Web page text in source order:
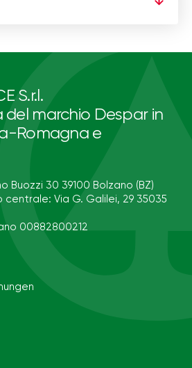
S.r.l.
del marchio Despar in
Romagna e
Buozzi 30 39100 Bolzano (BZ)
centrale: Via G. Galilei, 29 35035
00882800212